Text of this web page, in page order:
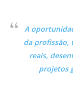
A
da profissão,
reais,
projetos